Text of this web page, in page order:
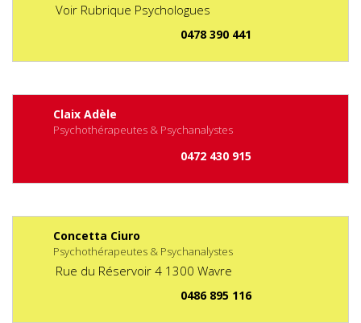
Voir Rubrique Psychologues
0478 390 441
Claix Adèle
Psychothérapeutes & Psychanalystes
0472 430 915
Concetta Ciuro
Psychothérapeutes & Psychanalystes
Rue du Réservoir 4 1300 Wavre
0486 895 116